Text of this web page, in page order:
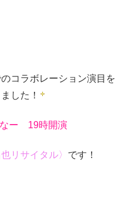
コラボレーション演目を
した！
なー 19時開演
リサイタル〉 です！